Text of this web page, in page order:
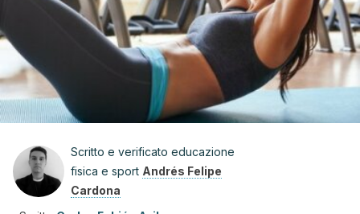
Scritto e verificato educazione
fisica e sport Andrés Felipe
Cardona